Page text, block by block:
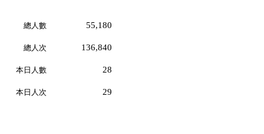
總人數 55,180
總人次 136,840
本日人數 28
本日人次 29